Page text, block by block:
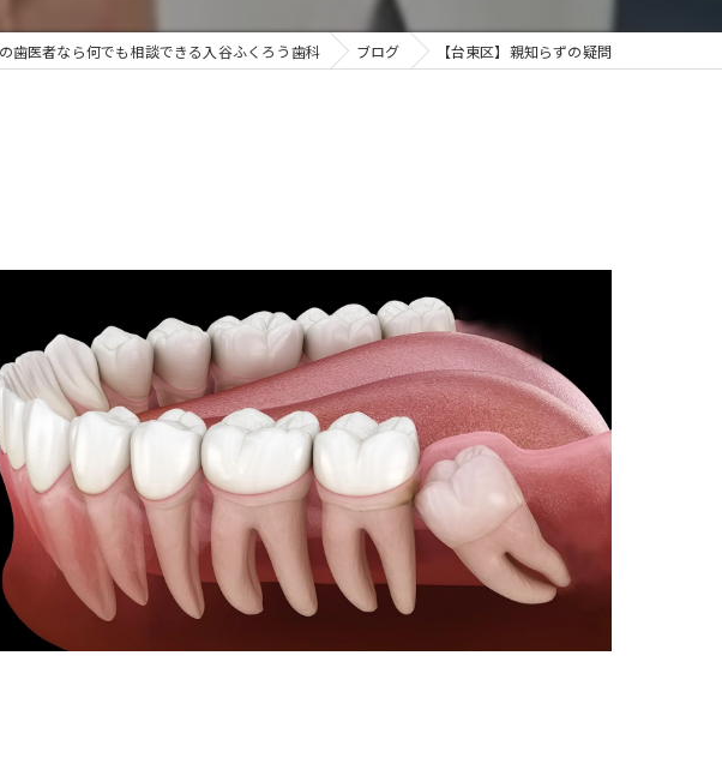
小児歯科
口腔外科
歯医者なら何でも相談できる入谷ふくろう歯科 ブログ 【台東区】親知らずの疑問